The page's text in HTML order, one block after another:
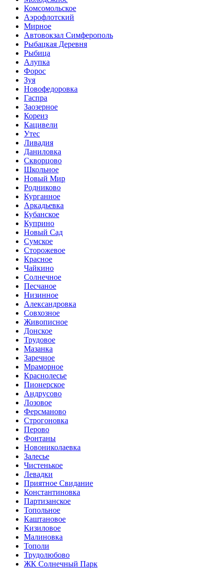
Комсомольское
Аэрофлотский
Мирное
Автовокзал Симферополь
Рыбацкая Деревня
Рыбица
Алупка
Форос
Зуя
Новофедоровка
Гаспра
Заозерное
Кореиз
Кацивели
Утес
Ливадия
Даниловка
Скворцово
Школьное
Новый Мир
Родниково
Курганное
Аркадьевка
Кубанское
Куприно
Новый Сад
Сумское
Сторожевое
Красное
Чайкино
Солнечное
Песчаное
Низинное
Александровка
Совхозное
Живописное
Донское
Трудовое
Мазанка
Заречное
Мраморное
Краснолесье
Пионерское
Андрусово
Лозовое
Ферсманово
Строгоновка
Перово
Фонтаны
Новониколаевка
Залесье
Чистенькое
Левадки
Приятное Свидание
Константиновка
Партизанское
Топольное
Каштановое
Кизиловое
Малиновка
Тополи
Трудолюбово
ЖК Солнечный Парк